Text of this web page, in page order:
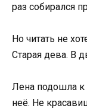
раз собирался
Но читать не
Старая дева. В
Лена подошла к
неё. Не